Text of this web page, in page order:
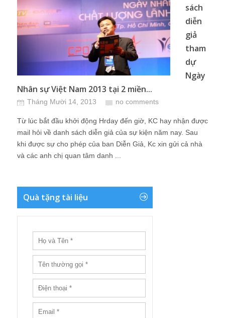
sách
diễn
giả
tham
dự
Ngày
Nhân sự Việt Nam 2013 tại 2 miền...
Tháng Mười 14, 2013 no comments
Từ lúc bắt đầu khởi động Hrday đến giờ, KC hay nhận được
mail hỏi về danh sách diễn giả của sự kiện năm nay. Sau
khi được sự cho phép của ban Diễn Giả, Kc xin gửi cả nhà
và các anh chị quan tâm danh ...
Quà tặng tài liệu